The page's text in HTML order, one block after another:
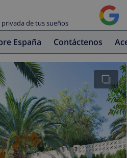
privada de tus sueños
España Contáctenos